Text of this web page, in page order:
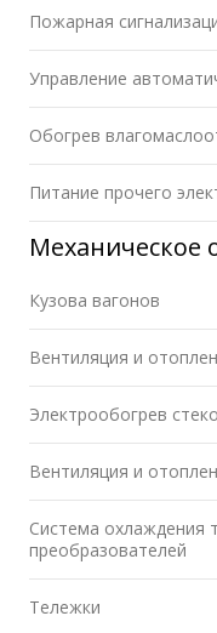
Пожарная
Управление
Обогрев
Питание прочего
Механическое
Кузова вагонов
Вентиляция и
Электрообогрев
Вентиляция и
Система охлаждения
преобразователей
Тележки